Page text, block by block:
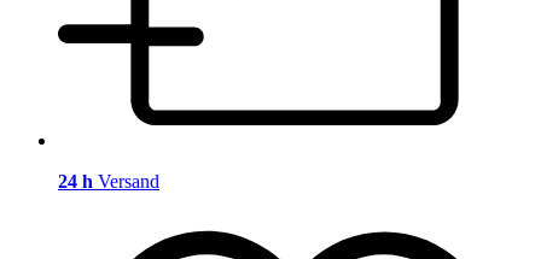
24 h Versand